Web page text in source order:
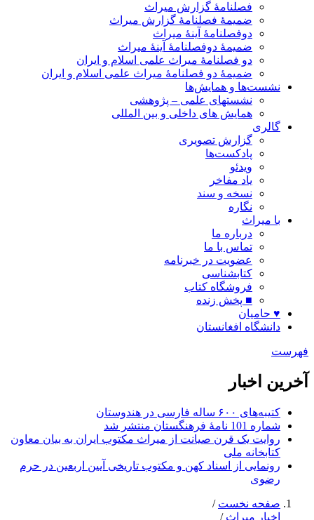
فصلنامۀ گزارش میراث
ضمیمۀ فصلنامۀ گزارش میراث
دوفصلنامۀ آینۀ میراث
ضمیمۀ دوفصلنامۀ آینۀ میراث
دو فصلنامۀ میراث علمی اسلام و ایران
ضمیمۀ دو فصلنامۀ میراث علمی اسلام و ایران
نشست‌ها و همایش‌ها
نشستهای علمی – پژوهشی
همایش های داخلی و بین المللی
گالری
گزارش تصویری
پادکست‌ها
ویدئو
یاد مفاخر
نسخه و سند
نگاره
با میراث
درباره ما
تماس با ما
عضویت در خبرنامه
کتابشناسی
فروشگاه کتاب
■ پخش زنده
♥ حامیان
دانشگاه افغانستان
اخبار
کتیبه‌های ۶۰۰ ساله فارسی در هندوستان
شماره 101 نامۀ فرهنگستان منتشر شد
روایت یک قرن صیانت از میراث مکتوب ایران به بیان معاون
کتابخانه ملی
رونمایی از اسناد کهن و مکتوب تاریخی آیین اربعین در حرم
صفحه نخست /
اخبار میراث /